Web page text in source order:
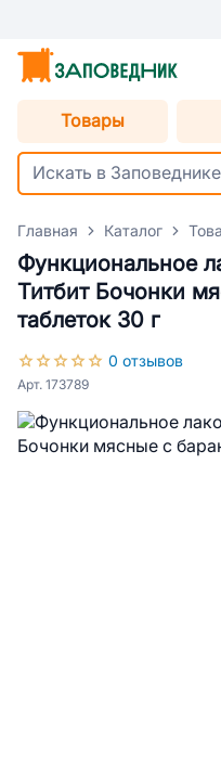
Товары
Главная Каталог
Функциональное
Титбит Бочонки
таблеток 30 г
0 отзывов
Арт. 173789